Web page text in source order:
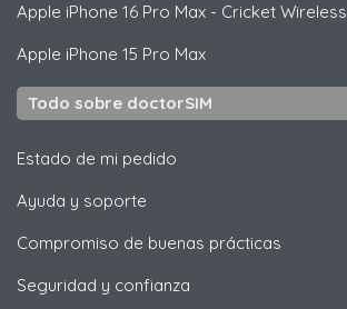
Apple iPhone 16 Pro Max - Cricket Wireless
Apple iPhone 15 Pro Max
Todo sobre doctorSIM
Estado de mi pedido
Ayuda y soporte
Compromiso de buenas prácticas
Seguridad y confianza